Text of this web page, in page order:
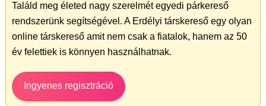
Találd meg életed nagy szerelmét egyedi párkereső
rendszerünk segítségével. A Erdélyi társkereső egy olyan
online társkereső amit nem csak a fiatalok, hanem az 50
év felettiek is könnyen használhatnak.
Ingyenes regisztráció